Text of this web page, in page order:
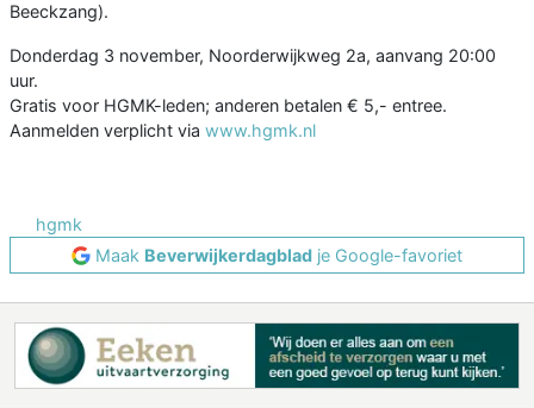
Beeckzang).
Donderdag 3 november, Noorderwijkweg 2a, aanvang 20:00
uur.
Gratis voor HGMK-leden; anderen betalen € 5,- entree.
Aanmelden verplicht via www.hgmk.nl
hgmk
Maak Beverwijkerdagblad je Google-favoriet